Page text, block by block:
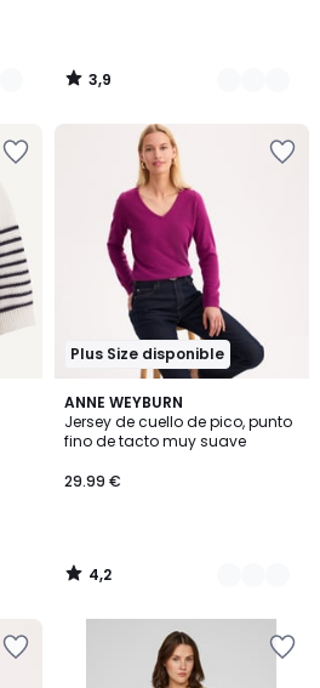
3,9
/
Plus Size disponible
ANNE WEYBURN
Jersey de cuello de pico, punto
fino de tacto muy suave
29.99 €
4,2
/ 5
2
Colores
4,2
/